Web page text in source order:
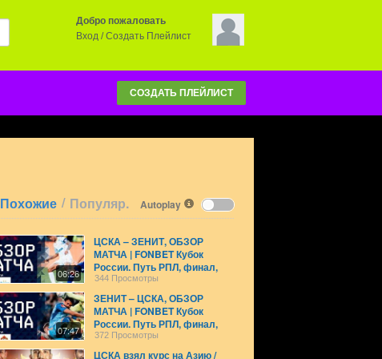
Добро пожаловать
Вход/Создать Плейлист
СОЗДАТЬ ПЛЕЙЛИСТ
Autoplay
Похожие / Популяр.
06:26
ЦСКА – ЗЕНИТ, ОБЗОР
МАТЧА | FONBET Кубок
России. Путь РПЛ, финал,
первый матч
344 Просмотры
07:47
ЗЕНИТ – ЦСКА, ОБЗОР
МАТЧА | FONBET Кубок
России. Путь РПЛ, финал,
ответный матч
372 Просмотры
ЦСКА взял курс на Азию /